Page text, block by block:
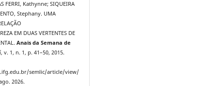
FERRI, Kathynne; SIQUEIRA
Stephany. UMA
EM DUAS VERTENTES DE
Anais da Semana de
v. 1, n. 1, p. 41–50, 2015.
semlic/article/view/
2026.